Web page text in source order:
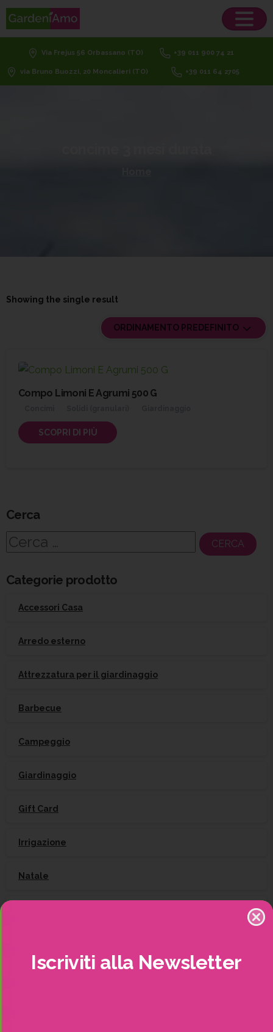
Via Frejus 56 Orbassano (TO) +39 011 900 74 21
via Bruno Buozzi, 20 Moncalieri (TO) +39 011 64 2705
Showing the single result
ORDINAMENTO PREDEFINITO
Compo Limoni E Agrumi 500 G
SCOPRI DI PIÙ
Cerca
Ricerca
Categorie prodotto
Accessori Casa
Arredo esterno
Attrezzatura per il giardinaggio
Barbecue
Campeggio
Giardinaggio
Gift Card
Irrigazione
Natale
Iscriviti alla Newsletter